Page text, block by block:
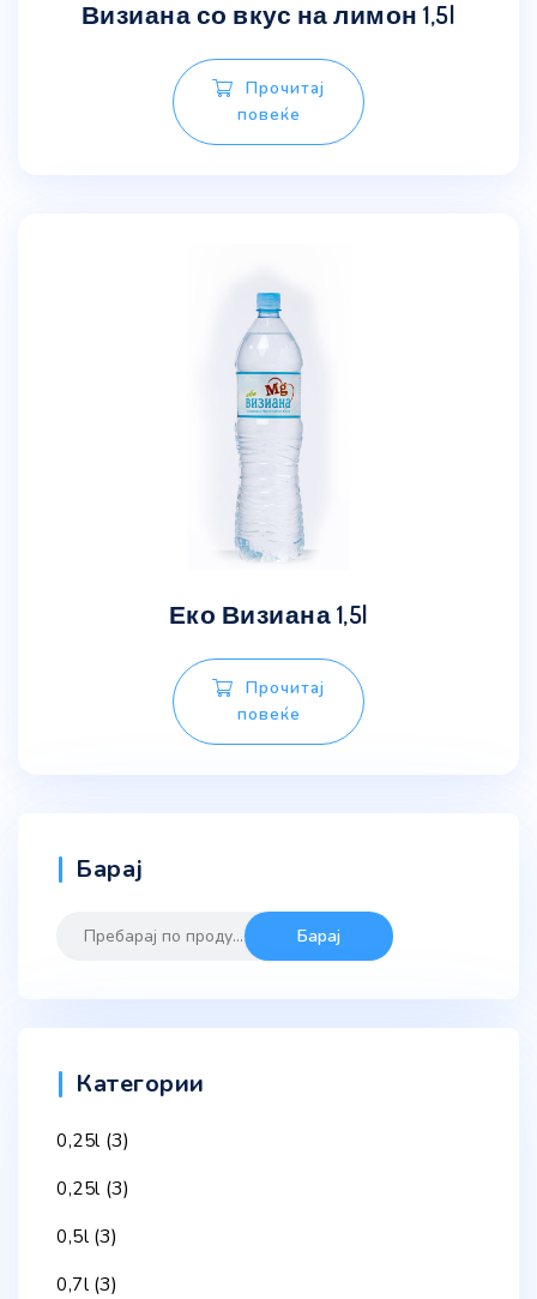
Визиана со вкус на лимон 1,5l
Прочитај
повеќе
Еко Визиана 1,5l
Прочитај
повеќе
Барај
Барај
Барај
Категории
0,25l (3)
0,25l (3)
0,5l (3)
0,7l (3)